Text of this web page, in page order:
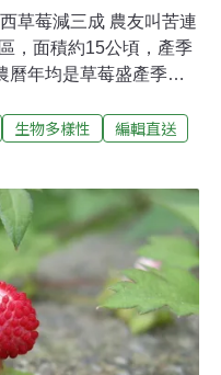
草莓減三成 農友叫苦連
，面積約15公頃，產季
曆年均是草莓盛產季
友甚至農曆年間乾脆閉
零售價格。關西鎮農會
導）非法堆置廢木材起
送辦台南市安南區海尾
廢木材，25日發生大
即趕往，並針對現場大
含有害空氣污染物將依
元，也會追究廢棄物清
導）
生物多樣性
編輯直送